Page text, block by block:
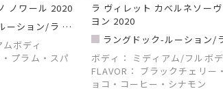
ノワール 2020
ーション/ラ ヴ
ボディ
プラム・スパ
ラ ヴィレット カべルネソー
ヨン 2020
ラングドック-ルーション/
ィレット
ボディ：
ミディアム/フルボ
FLAVOR： ブラックチェリー
ョコ・コーヒー・シナモン